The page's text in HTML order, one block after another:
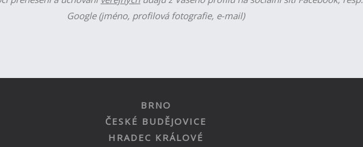
Google (jméno, profilová fotografie, e-mail)
BRNO
ČESKÉ BUDĚJOVICE
HRADEC KRÁLOVÉ